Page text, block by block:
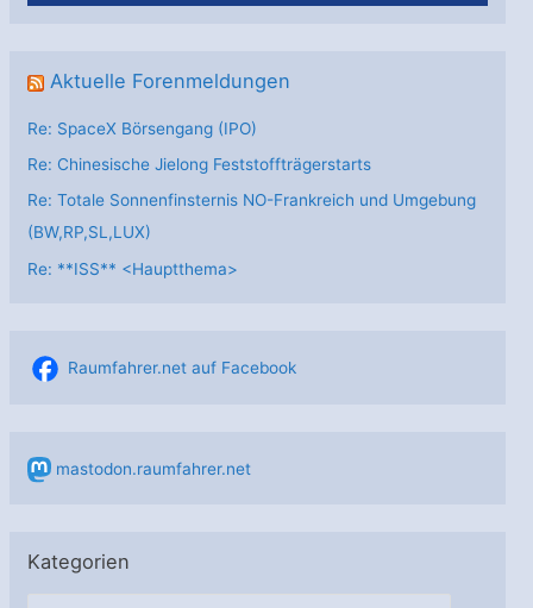
Aktuelle Forenmeldungen
Re: SpaceX Börsengang (IPO)
Re: Chinesische Jielong Feststoffträgerstarts
Re: Totale Sonnenfinsternis NO-Frankreich und Umgebung
(BW,RP,SL,LUX)
Re: **ISS** <Hauptthema>
Raumfahrer.net auf Facebook
mastodon.raumfahrer.net
Kategorien